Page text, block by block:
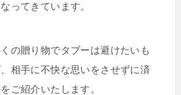
ってきています。
の贈り物でタブーは避けたいも
相手に不快な思いをさせずに済
ご紹介いたします。